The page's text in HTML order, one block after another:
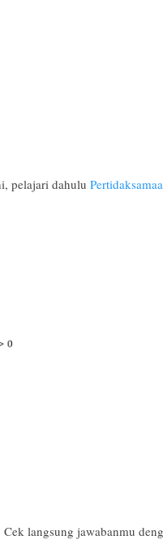
pelajari dahulu
langsung jawabanmu